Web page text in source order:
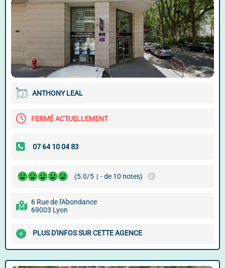
ANTHONY LEAL
FERMÉ ACTUELLEMENT
(5.0/5 | - de 10 notes)
6 Rue de l'Abondance
69003 Lyon
PLUS D'INFOS SUR CETTE AGENCE